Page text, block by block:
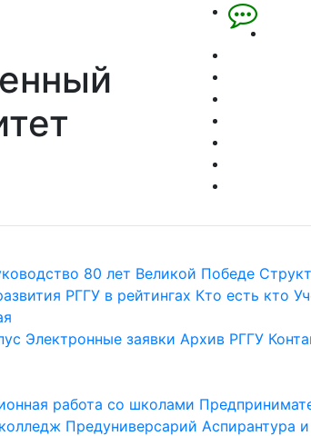
80 лет Великой Победе
РГГУ в рейтингах Кто есть кто
Электронные заявки Архив РГГУ
работа со школами
Предуниверсарий Аспирантура